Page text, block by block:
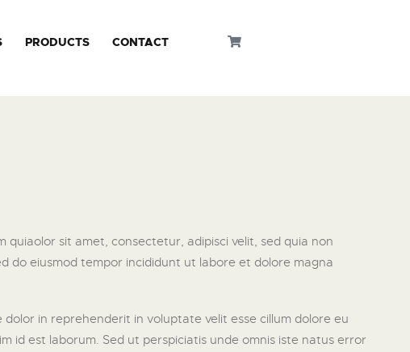
PRODUCTS CONTACT
sit amet, consectetur, adipisci velit, sed quia non
do eiusmod tempor incididunt ut labore et dolore magna
in reprehenderit in voluptate velit esse cillum dolore eu
id est laborum. Sed ut perspiciatis unde omnis iste natus error